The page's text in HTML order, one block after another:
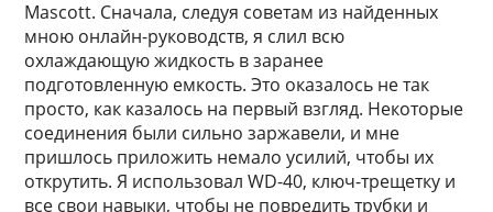
Mascott. Сначала, следуя советам из найденных
мною онлайн-руководств, я слил всю
охлаждающую жидкость в заранее
подготовленную емкость. Это оказалось не так
просто, как казалось на первый взгляд. Некоторые
соединения были сильно заржавели, и мне
пришлось приложить немало усилий, чтобы их
открутить. Я использовал WD-40, ключ-трещетку и
все свои навыки, чтобы не повредить трубки и